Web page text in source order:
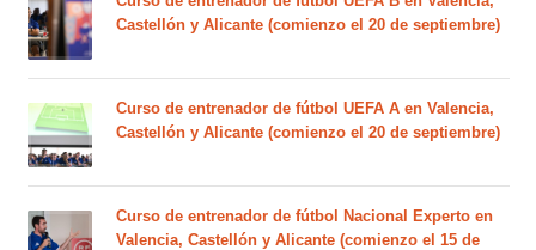
Castellón y Alicante (comienzo el 20 de septiembre)
Curso de entrenador de fútbol UEFA A en Valencia,
Castellón y Alicante (comienzo el 20 de septiembre)
Curso de entrenador de fútbol Nacional Experto en
Valencia, Castellón y Alicante (comienzo el 15 de